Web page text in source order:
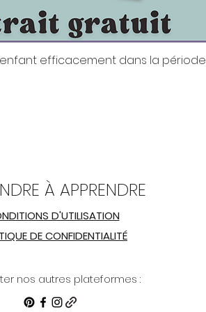
Aperçu rapide
efficacement dans la
À APPRENDRE
D'UTILISATION
DE CONFIDENTIALITÉ
nos autres plateformes :